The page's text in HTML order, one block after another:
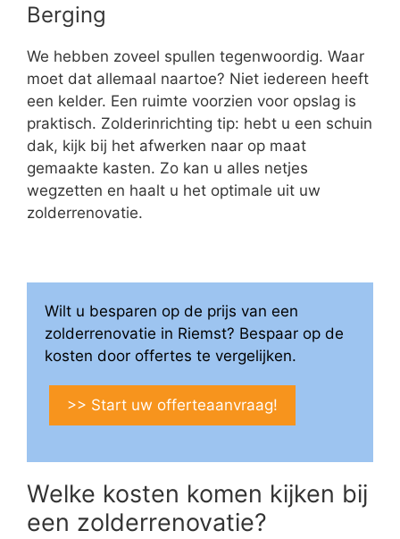
Berging
We hebben zoveel spullen tegenwoordig. Waar
moet dat allemaal naartoe? Niet iedereen heeft
een kelder. Een ruimte voorzien voor opslag is
praktisch. Zolderinrichting tip: hebt u een schuin
dak, kijk bij het afwerken naar op maat
gemaakte kasten. Zo kan u alles netjes
wegzetten en haalt u het optimale uit uw
zolderrenovatie.
Wilt u besparen op de prijs van een
zolderrenovatie in Riemst? Bespaar op de
kosten door offertes te vergelijken.
>> Start uw offerteaanvraag!
Welke kosten komen kijken bij
een zolderrenovatie?